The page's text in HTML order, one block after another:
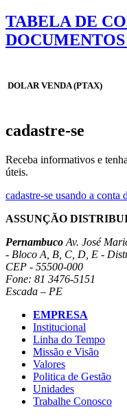
TABELA DE
DOLAR VENDA (PTAX)
cadastre-se
Receba informativos e
úteis.
cadastre-se usando a conta
ASSUNÇÃO
Pernambuco Av. José
- Bloco A, B, C, D, E -
CEP - 55500-000
Fone: 81 3476-5151
Escada – PE
EMPRESA
Institucional
Linha do Tempo
Missão e Visão
Valores
Politica de Gestão
Unidades
Trabalhe Conosco